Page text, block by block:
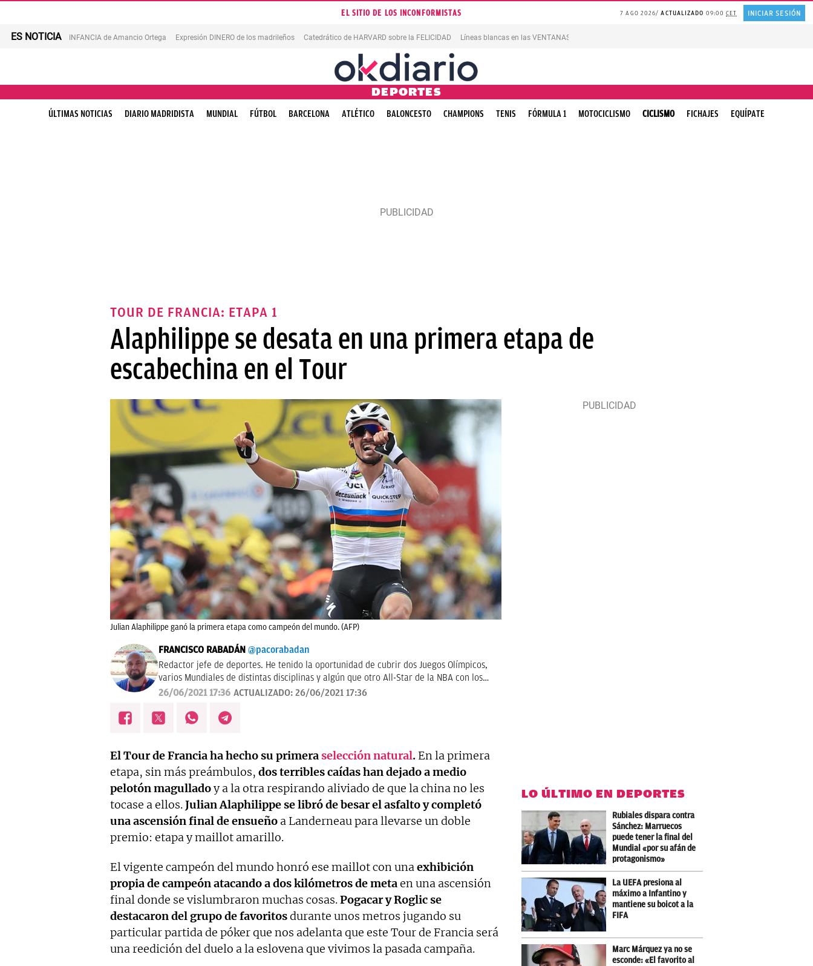
EL SITIO DE LOS INCONFORMISTAS 7 AGO 2026 ACTUALIZADO 09:00CET INICIAR SESIÓN
ES NOTICIA INFANCIA de Amancio Ortega Expresión DINERO de los madrileños Catedrático de HARVARD sobre la FELICIDAD Líneas blancas en las VENTANAS
DEPORTES
ÚLTIMAS NOTICIAS DIARIO MADRIDISTA MUNDIAL FÚTBOL BARCELONA ATLÉTICO BALONCESTO CHAMPIONS TENIS FÓRMULA 1 MOTOCICLISMO CICLISMO FICHAJES EQUÍPATE
TOUR DE FRANCIA: ETAPA 1
Alaphilippe se desata en una primera etapa de
escabechina en el Tour
Julian Alaphilippe ganó la primera etapa como campeón del mundo. (AFP)
FRANCISCO RABADÁN @pacorabadan
Redactor jefe de deportes. He tenido la oportunidad de cubrir dos Juegos Olímpicos,
varios Mundiales de distintas disciplinas y algún que otro All-Star de la NBA con los
Gasol. De Córdoba y sin acento.
26/06/2021 17:36 ACTUALIZADO: 26/06/2021 17:36
El Tour de Francia ha hecho su primera selección natural. En la primera
etapa, sin más preámbulos, dos terribles caídas han dejado a medio
pelotón magulladoy a la otra respirando aliviado de que la china no les
tocase a ellos.Julian Alaphilippe se libró de besar el asfalto y completó
una ascensión final de ensueño a Landerneau para llevarse un doble
premio: etapa y maillot amarillo.
El vigente campeón del mundo honró ese maillot con unaexhibición
propia de campeón atacando a dos kilómetros de metaen una ascensión
final donde se vislumbraron muchas cosas.Pogacar y Roglic se
destacaron del grupo de favoritosdurante unos metros jugando su
particular partida de póker que nos adelanta que este Tour de Francia será
una reedición del duelo a la eslovena que vivimos la pasada campaña.
LO ÚLTIMO EN DEPORTES
Rubiales dispara contra
Sánchez: Marruecos
puede tener la final del
Mundial «por su afán de
protagonismo»
La UEFA presiona al
máximo a Infantino y
mantiene su boicot a la
FIFA
Marc Márquez ya no se
esconde: «El favorito al